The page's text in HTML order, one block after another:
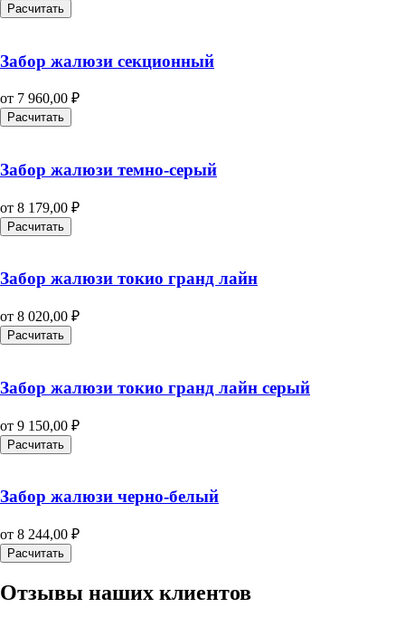
Расчитать
Забор жалюзи секционный
от 7 960,00 ₽
Расчитать
Забор жалюзи темно-серый
от 8 179,00 ₽
Расчитать
Забор жалюзи токио гранд лайн
от 8 020,00 ₽
Расчитать
Забор жалюзи токио гранд лайн серый
от 9 150,00 ₽
Расчитать
Забор жалюзи черно-белый
от 8 244,00 ₽
Расчитать
Отзывы наших клиентов